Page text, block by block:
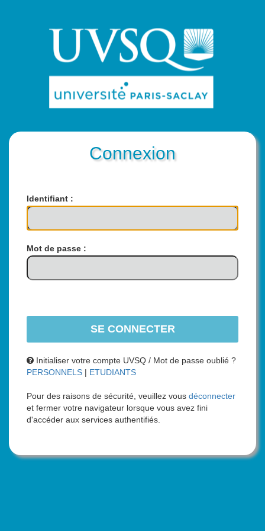
Connexion
Identifiant :
Mot de passe :
Initialiser votre compte UVSQ / Mot de passe oublié ?
PERSONNELS | ETUDIANTS
Pour des raisons de sécurité, veuillez vous déconnecter
et fermer votre navigateur lorsque vous avez fini
d'accéder aux services authentifiés.